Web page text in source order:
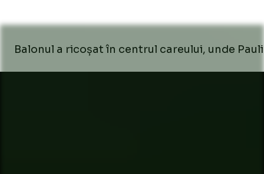
Balonul a ricoșat în centrul careului, unde